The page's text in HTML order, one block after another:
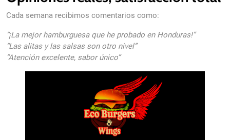
Cada semana recibimos comentarios como:
“¡La mejor hamburguesa que he probado en Honduras!”
“Las alitas y las salsas son otro nivel”
“Atención excelente, sabor único”